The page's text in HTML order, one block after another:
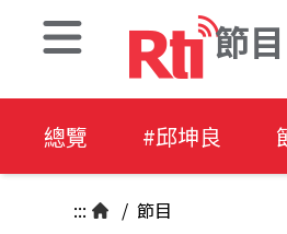
節目
總覽 #邱坤良
::: / 節目